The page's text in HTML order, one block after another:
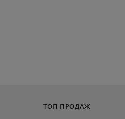
ТОП ПРОДАЖ